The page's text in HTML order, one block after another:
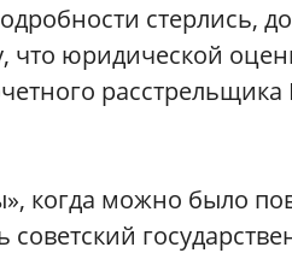
стерлись,
юридической
расстрельщика
когда можно было
советский